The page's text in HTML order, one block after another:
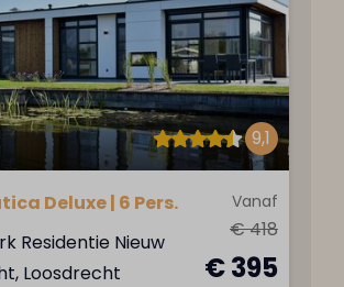
9,1
Vanaf
€ 418
€ 395
Deluxe | 6 Pers.
Residentie Nieuw
Loosdrecht